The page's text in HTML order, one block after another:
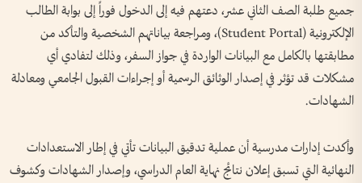
جميع طلبة الصف الثاني عشر، دعتهم فيه إلى الدخول فوراً إلى بوابة الطالب
الإلكترونية (Student Portal)، ومراجعة بياناتهم الشخصية والتأكد من
مطابقتها بالكامل مع البيانات الواردة في جواز السفر، وذلك لتفادي أي
مشكلات قد تؤثر في إصدار الوثائق الرسمية أو إجراءات القبول الجامعي ومعادلة
الشهادات.
وأكدت إدارات مدرسية أن عملية تدقيق البيانات تأتي في إطار الاستعدادات
النهائية التي تسبق إعلان نتائج نهاية العام الدراسي، وإصدار الشهادات وكشوف